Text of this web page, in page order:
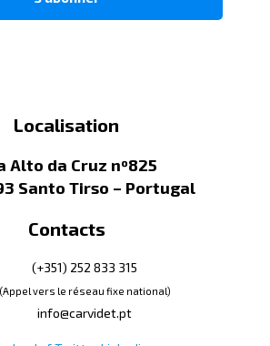
Localisation
Alto da Cruz nº825
Santo Tirso – Portugal
Contacts
(+351) 252 833 315
(Appel vers le réseau fixe national)
info@carvidet.pt